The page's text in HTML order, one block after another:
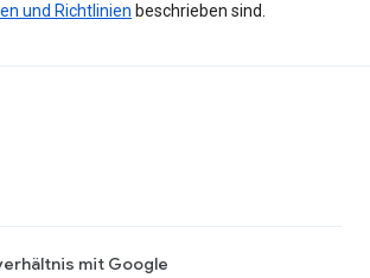
und Richtlinien beschrieben sind.
mit Google